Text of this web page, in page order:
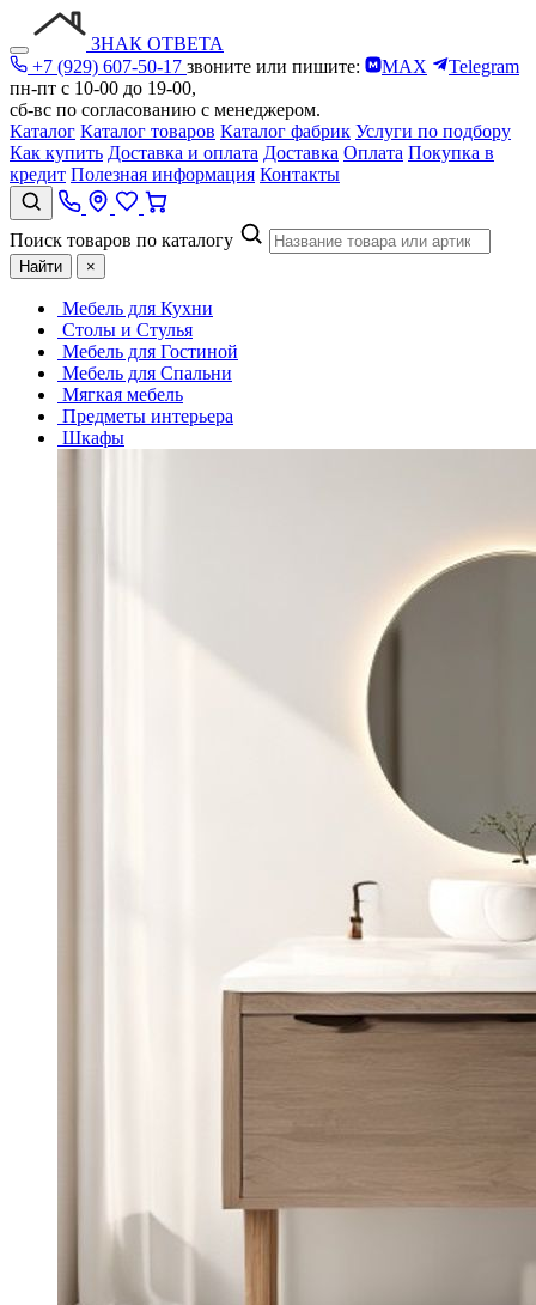
ЗНАК ОТВЕТА
+7 (929) 607-50-17 звоните или пишите: MAX
Telegram
пн-пт с 10-00 до 19-00,
сб-вс по согласованию с менеджером.
Каталог Каталог товаров Каталог фабрик Услуги по подбору
Как купить Доставка и оплата Доставка Оплата Покупка в
кредит Полезная информация Контакты
Поиск товаров по каталогу
Найти ×
Мебель для Кухни
Столы и Стулья
Мебель для Гостиной
Мебель для Спальни
Мягкая мебель
Предметы интерьера
Шкафы